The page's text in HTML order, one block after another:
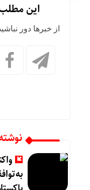
این مطلب
از خبرها دور
به